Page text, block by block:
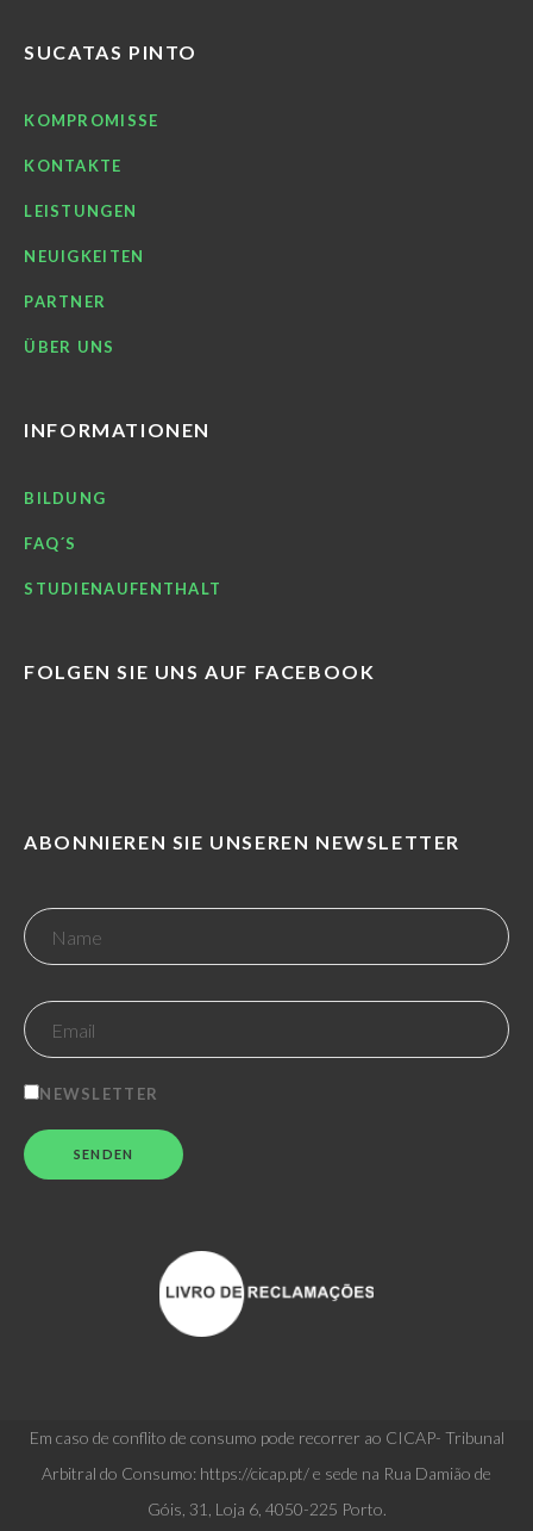
SUCATAS PINTO
KOMPROMISSE
KONTAKTE
LEISTUNGEN
NEUIGKEITEN
PARTNER
ÜBER UNS
INFORMATIONEN
BILDUNG
FAQ´S
STUDIENAUFENTHALT
FOLGEN SIE UNS AUF FACEBOOK
ABONNIEREN SIE UNSEREN NEWSLETTER
NEWSLETTER
Em caso de conflito de consumo pode recorrer ao CICAP- Tribunal
Arbitral do Consumo: https://cicap.pt/ e sede na Rua Damião de
Góis, 31, Loja 6, 4050-225 Porto.